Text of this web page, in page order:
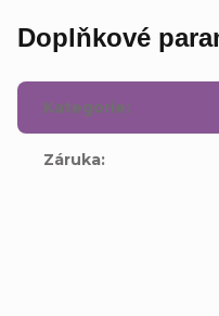
Doplňkové
Kategorie:
Záruka: